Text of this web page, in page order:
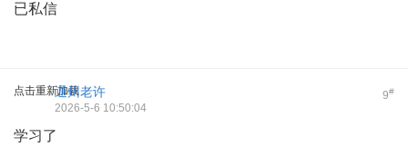
已私信
点击重新加载 9#
通州老许
2026-5-6 10:50:04
学习了